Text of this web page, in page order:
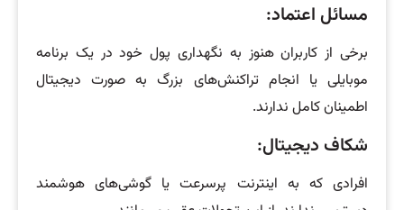
مسائل اعتماد:
برخی از کاربران هنوز به نگهداری پول خود در یک برنامه
موبایلی یا انجام تراکنش‌های بزرگ به صورت دیجیتال
اطمینان کامل ندارند.
شکاف دیجیتال:
افرادی که به اینترنت پرسرعت یا گوشی‌های هوشمند